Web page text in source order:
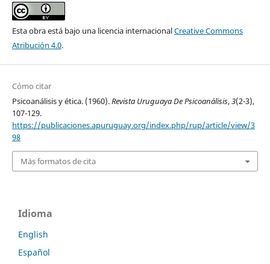
Esta obra está bajo una licencia internacionalCreative Commons
Atribución 4.0.
Cómo citar
Psicoanálisis y ética. (1960).Revista Uruguaya De Psicoanálisis,3(2-3),
107-129.
https://publicaciones.apuruguay.org/index.php/rup/article/view/3
98
Más formatos de cita
Idioma
English
Español